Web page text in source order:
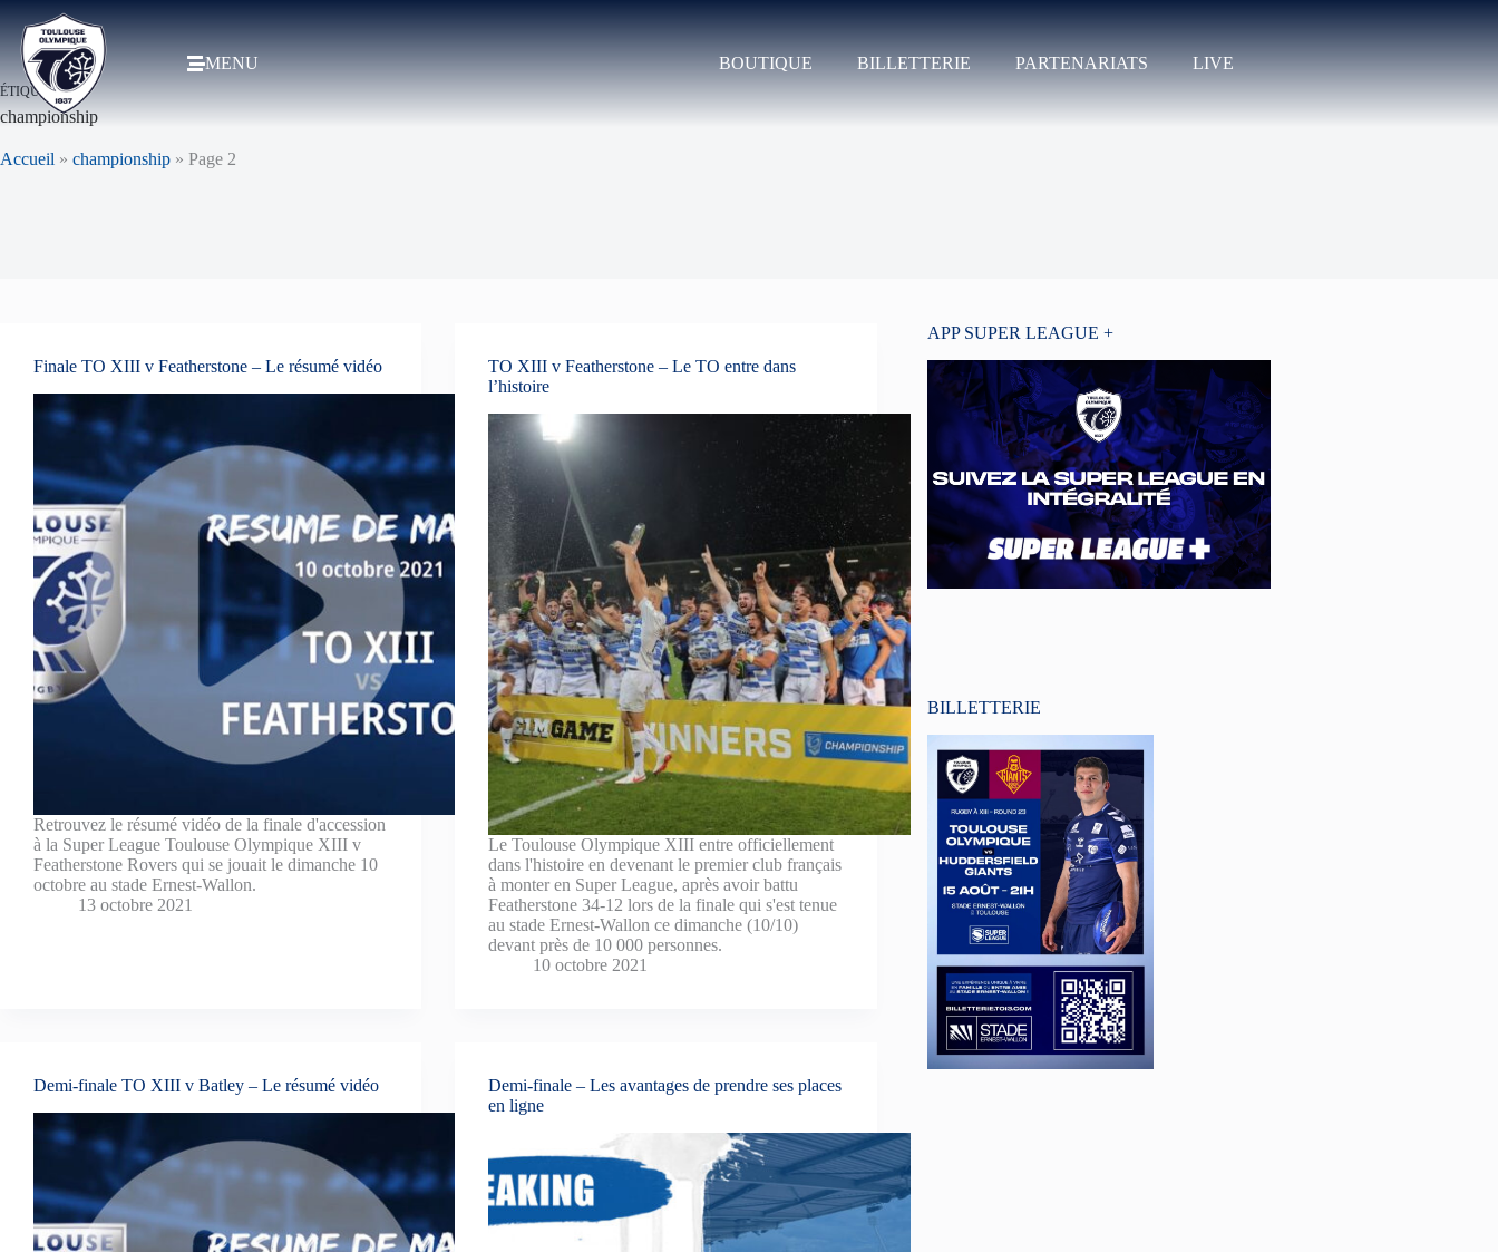
MENU BOUTIQUE BILLETTERIE PARTENARIATS LIVE
ÉTIQUETTE
championship
Accueil » championship » Page 2
Finale TO XIII v Featherstone – Le résumé vidéo
Retrouvez le résumé vidéo de la finale d'accession
à la Super League Toulouse Olympique XIII v
Featherstone Rovers qui se jouait le dimanche 10
octobre au stade Ernest-Wallon.
13 octobre 2021
TO XIII v Featherstone – Le TO entre dans
l’histoire
Le Toulouse Olympique XIII entre officiellement
dans l'histoire en devenant le premier club français
à monter en Super League, après avoir battu
Featherstone 34-12 lors de la finale qui s'est tenue
au stade Ernest-Wallon ce dimanche (10/10)
devant près de 10 000 personnes.
10 octobre 2021
Demi-finale TO XIII v Batley – Le résumé vidéo
Demi-finale – Les avantages de prendre ses places
en ligne
APP SUPER LEAGUE +
BILLETTERIE